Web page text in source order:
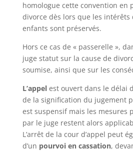
homologue cette convention en
divorce dès lors que les intérêts
enfants sont préservés.
Hors ce cas de « passerelle »,
juge statut sur la cause de
soumise, ainsi que sur les
L’appelest ouvert dans le délai
de la signification du jugement
est suspensif mais les mesures
par le juge restent alors
L’arrêt de la cour d’appel peut
d’un pourvoi en cassation,